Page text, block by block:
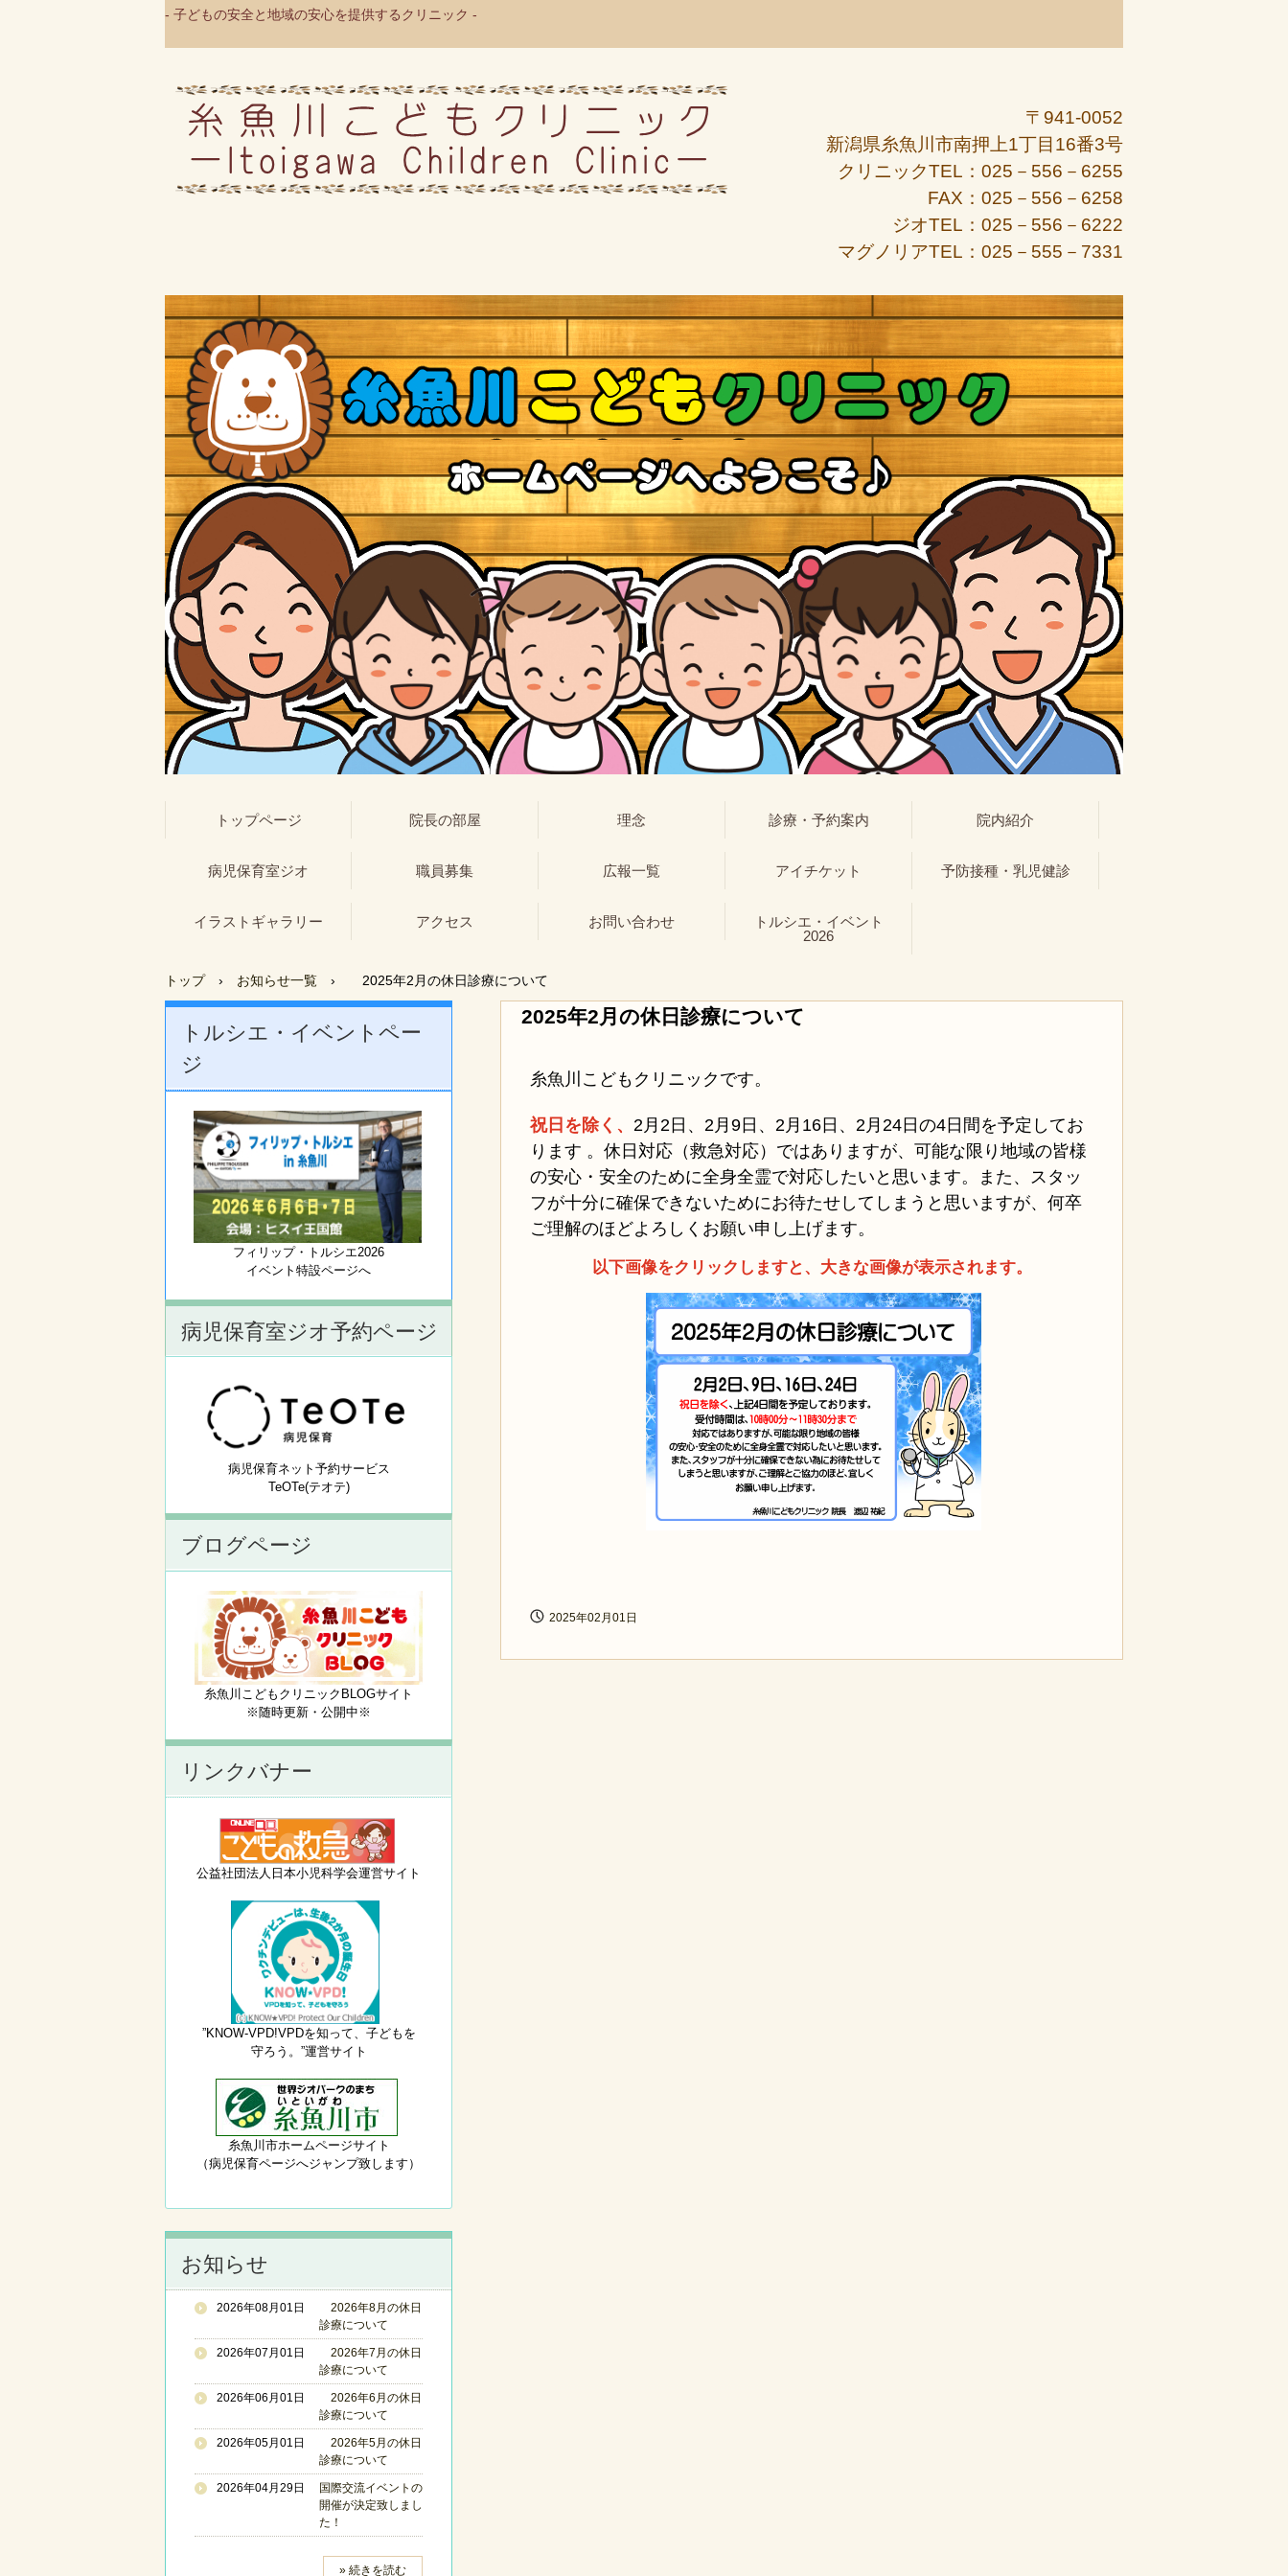
- 子どもの安全と地域の安心を提供するクリニック -
〒941-0052
新潟県糸魚川市南押上1丁目16番3号
クリニックTEL：025－556－6255
FAX：025－556－6258
ジオTEL：025－556－6222
マグノリアTEL：025－555－7331
トップページ 院長の部屋 理念 診療・予約案内 院内紹介
病児保育室ジオ 職員募集 広報一覧 アイチケット 予防接種・乳児健診
イラストギャラリー アクセス お問い合わせ
トルシエ・イベント
2026
トップ › お知らせ一覧 › 2025年2月の休日診療について
2025年2月の休日診療について
糸魚川こどもクリニックです。
祝日を除く、 2月2日、 2月9日、2月16日、2月24日の4日間を予定してお
ります 。休日対応（救急対応）ではありますが、可能な限り地域の皆様
の安心・安全のために全身全霊で対応したいと思います。また、スタッ
フが十分に確保できないためにお待たせしてしまうと思いますが、何卒
ご理解のほどよろしくお願い申し上げます。
以下画像をクリックしますと、大きな画像が表示されます。
2025年02月01日
トルシエ・イベントペー
ジ
フィリップ・トルシエ2026
イベント特設ページへ
病児保育室ジオ予約ページ
病児保育ネット予約サービス
TeOTe(テオテ)
ブログページ
糸魚川こどもクリニックBLOGサイト
※随時更新・公開中※
リンクバナー
公益社団法人日本小児科学会運営サイト
”KNOW-VPD!VPDを知って、子どもを
守ろう。”運営サイト
糸魚川市ホームページサイト
（病児保育ページへジャンプ致します）
お知らせ
2026年08月01日
2026年8月の休日
診療について
2026年07月01日
2026年7月の休日
診療について
2026年06月01日
2026年6月の休日
診療について
2026年05月01日
2026年5月の休日
診療について
2026年04月29日
国際交流イベントの
開催が決定致しまし
た！
» 続きを読む